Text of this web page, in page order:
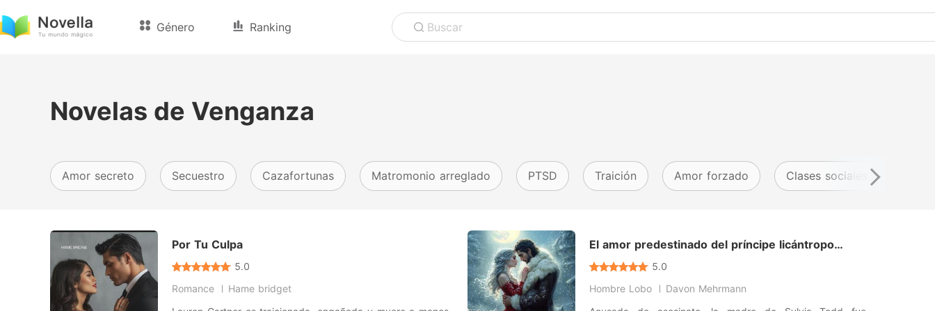
Género Ranking Buscar
Novelas de Venganza
Amor secreto Secuestro Cazafortunas Matromonio arreglado PTSD Traición Amor forzado Clases sociales
Por Tu Culpa
5.0
Romance
Hame bridget
El amor predestinado del príncipe licántropo
maldito
5.0
Hombre Lobo
Davon Mehrmann